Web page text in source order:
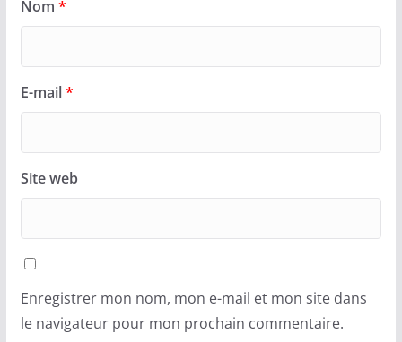
Nom *
E-mail*
Site web
Enregistrer mon nom, mon e-mail et mon site dans
le navigateur pour mon prochain commentaire.